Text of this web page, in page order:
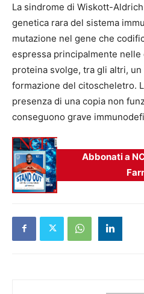
La sindrome di Wiskott-
genetica rara del sistema
mutazione nel gene che
espressa principalmente
proteina svolge, tra gli altri,
formazione del citoscheletro.
presenza di una copia non
conseguono grave
Abbonati a